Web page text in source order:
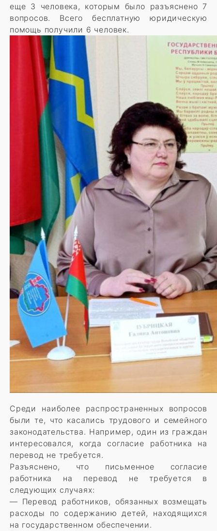
еще 3 человека, которым было разъяснено 7
вопросов. Всего бесплатную юридическую
помощь получили 6 человек.
Среди наиболее распространенных вопросов
были те, что касались трудового и семейного
законодательства. Например, один из граждан
интересовался, когда согласие работника на
перевод не требуется.
Разъяснено, что письменное согласие
работника на перевод не требуется в
следующих случаях:
— Перевод работников, обязанных возмещать
расходы по содержанию детей, находящихся
на государственном обеспечении.